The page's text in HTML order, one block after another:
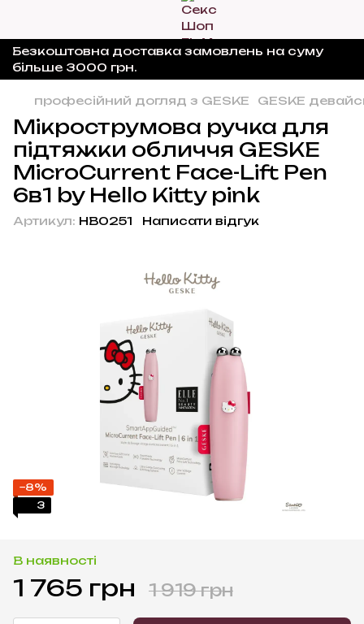
Безкоштовна доставка замовлень на суму
більше 3000 грн.
професійний догляд з GESKE GESKE
Мікрострумова ручка для
підтяжки обличчя GESKE
MicroCurrent Face-Lift Pen
6в1 by Hello Kitty pink
Артикул: HB0251 Написати відгук
−8%
3
В наявності
1 765 грн 1 919 грн